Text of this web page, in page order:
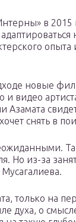
в 2015
новые
и видео
снять в
Но из-за
только на
духа, о